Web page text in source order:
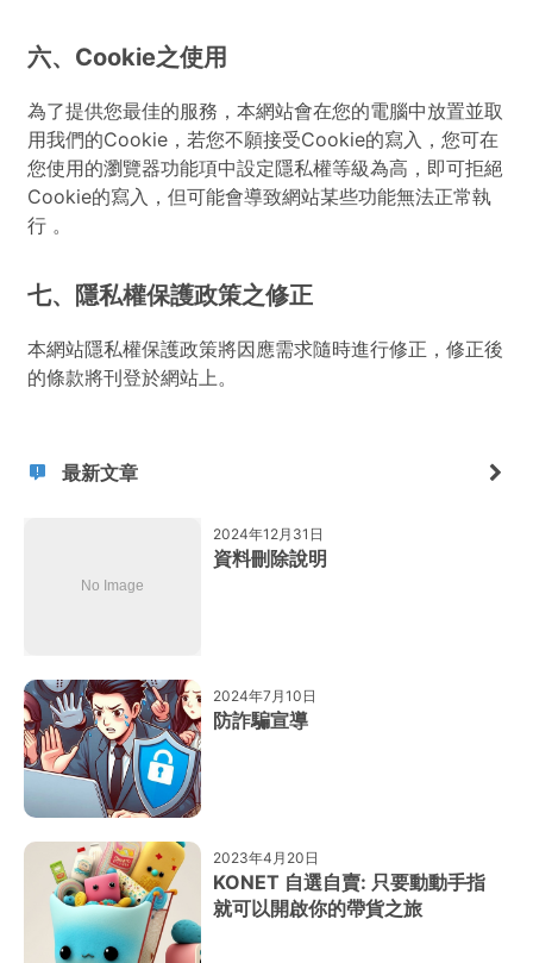
六、Cookie之使用
為了提供您最佳的服務，本網站會在您的電腦中放置並取
用我們的Cookie，若您不願接受Cookie的寫入，您可在
您使用的瀏覽器功能項中設定隱私權等級為高，即可拒絕
Cookie的寫入，但可能會導致網站某些功能無法正常執
行 。
七、隱私權保護政策之修正
本網站隱私權保護政策將因應需求隨時進行修正，修正後
的條款將刊登於網站上。
最新文章
2024年12月31日
資料刪除說明
2024年7月10日
防詐騙宣導
2023年4月20日
KONET 自選自賣: 只要動動手指
就可以開啟你的帶貨之旅